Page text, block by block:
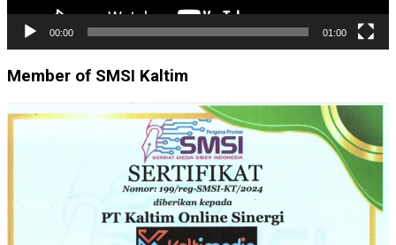
00:00 01:00
Member of SMSI Kaltim